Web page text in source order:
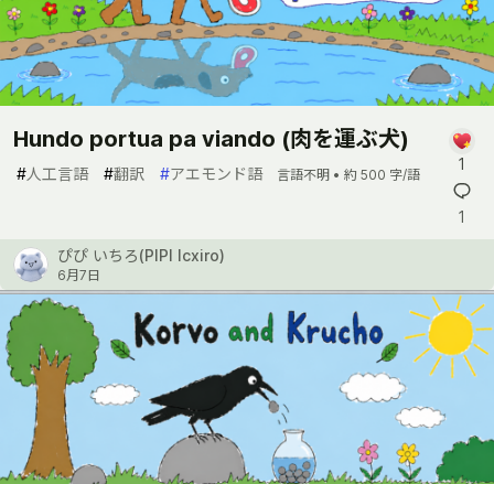
Hundo portua pa viando (肉を運ぶ犬)
#人工言語 #翻訳 #アエモンド語 言語不明 • 約 500 字/語
1
1
ぴぴ いちろ(PIPI Icxiro)
6月7日